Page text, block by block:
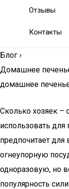
Отзывы
Контакты
Блог ›
Домашнее
домашнее
Сколько хозяек –
использовать
предпочитает
огнеупорную
одноразовую, но
популярность